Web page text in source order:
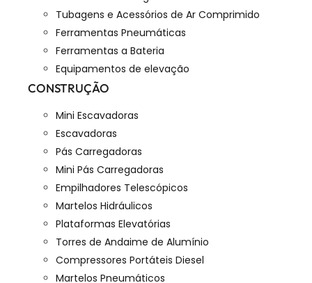
Tubagens e Acessórios de Ar Comprimido
Ferramentas Pneumáticas
Ferramentas a Bateria
Equipamentos de elevação
CONSTRUÇÃO
Mini Escavadoras
Escavadoras
Pás Carregadoras
Mini Pás Carregadoras
Empilhadores Telescópicos
Martelos Hidráulicos
Plataformas Elevatórias
Torres de Andaime de Alumínio
Compressores Portáteis Diesel
Martelos Pneumáticos